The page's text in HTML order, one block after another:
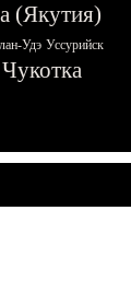
(Якутия)
Удэ Уссурийск
Чукотка